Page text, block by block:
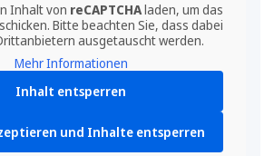
Inhalt von reCAPTCHAladen, um das
Bitte beachten Sie, dass dabei
ausgetauscht werden.
Mehr Informationen
Inhalt entsperren
und Inhalte entsperren